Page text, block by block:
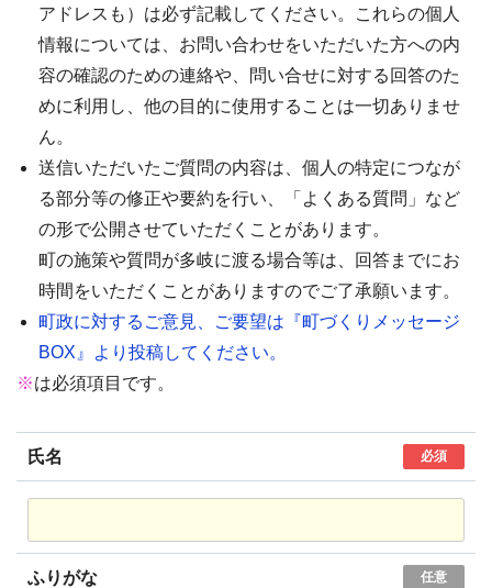
アドレスも）は必ず記載してください。これらの個人
情報については、お問い合わせをいただいた方への内
容の確認のための連絡や、問い合せに対する回答のた
めに利用し、他の目的に使用することは一切ありませ
ん。
送信いただいたご質問の内容は、個人の特定につなが
る部分等の修正や要約を行い、「よくある質問」など
の形で公開させていただくことがあります。
町の施策や質問が多岐に渡る場合等は、回答までにお
時間をいただくことがありますのでご了承願います。
町政に対するご意見、ご要望は『町づくりメッセージ
BOX』より投稿してください。
※は必須項目です。
氏名 必須
ふりがな 任意